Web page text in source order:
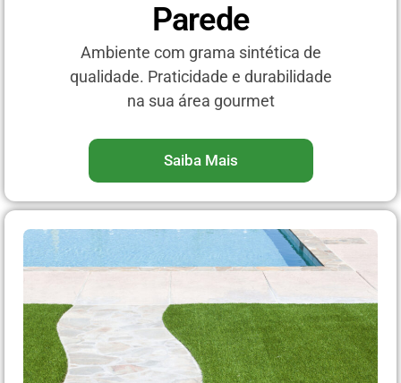
Parede
Ambiente com grama sintética de
qualidade. Praticidade e durabilidade
na sua área gourmet
Saiba Mais